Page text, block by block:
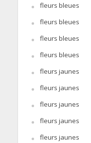
fleurs bleues
fleurs bleues
fleurs bleues
fleurs bleues
fleurs jaunes
fleurs jaunes
fleurs jaunes
fleurs jaunes
fleurs jaunes